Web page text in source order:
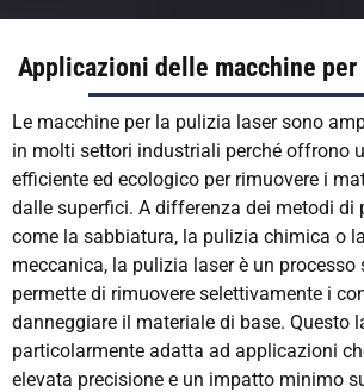
Applicazioni delle macchine
Le macchine per la pulizia laser sono
in molti settori industriali perché offrono
efficiente ed ecologico per rimuovere i
dalle superfici. A differenza dei metodi di
come la sabbiatura, la pulizia chimica o
meccanica, la pulizia laser è un
permette di rimuovere selettivamente i
danneggiare il materiale di base. Questo
particolarmente adatta ad applicazioni
elevata precisione e un impatto minimo